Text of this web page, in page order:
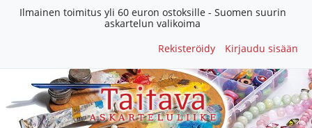
Ilmainen toimitus yli 60 euron ostoksille - Suomen suurin
askartelun valikoima
Rekisteröidy
Kirjaudu sisään